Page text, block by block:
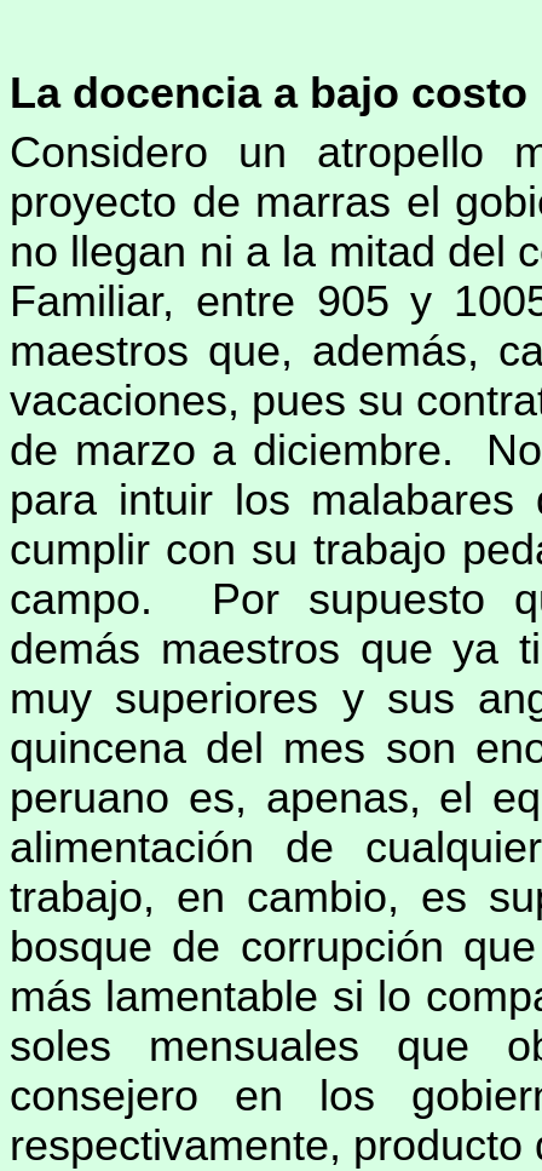
La docencia a bajo costo
Considero un atropello
proyecto de marras el
no llegan ni a la mitad del
Familiar, entre 905 y
maestros que, además,
vacaciones, pues su
de marzo a diciembre.
para intuir los malabares
cumplir con su trabajo
campo. Por supuesto
demás maestros que ya
muy superiores y sus
quincena del mes son
peruano es, apenas, el
alimentación de
trabajo, en cambio, es
bosque de corrupción
más lamentable si lo
soles mensuales que
consejero en los
respectivamente, producto